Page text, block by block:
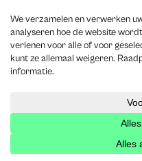
Criminal law
Employment
Management &
Tax & private equity